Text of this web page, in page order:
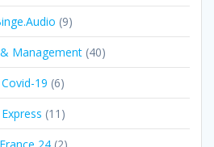
(9)
Management(40)
Covid-19 (6)
Express (11)